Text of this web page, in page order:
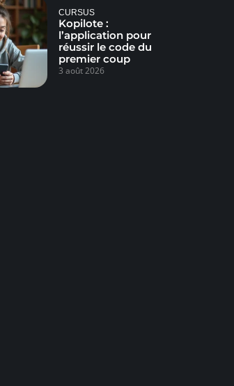
CURSUS
Kopilote :
l’application pour
réussir le code du
premier coup
3 août 2026